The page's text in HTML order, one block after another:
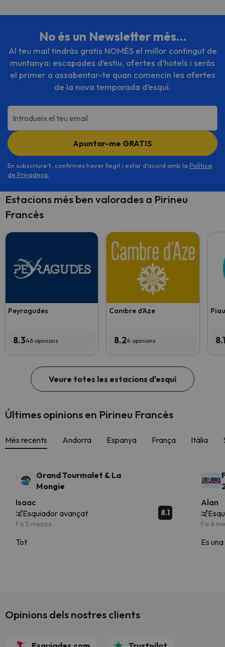
No és un Newsletter més…
Al teu mail tindràs gratis NOMÉS el millor contingut de
muntanya: escapades d’estiu, ofertes d’hotels i seràs
el primer a assabentar-te quan comencin les ofertes
de la nova temporada d’esquí.
Introdueix el teu email
Apuntar-me GRATIS
En subscriure't, confirmes haver llegit i estar d'acord amb la Política
de Privadesa
Estacions més ben valorades a Pirineu
Francès
Peyragudes
8.346 opinions
Cambre d'Aze
8.24 opinions
Veure totes les estacions d'esquí
Últimes opinions en Pirineu Francès
Més recents Andorra Espanya França Itàlia
Grand Tourmalet & La
Mongie
Isaac
Esquiador avançat
Fa 5 mesos
8.1
Tot
Alan
Fa 6
Es
Opinions dels nostres clients